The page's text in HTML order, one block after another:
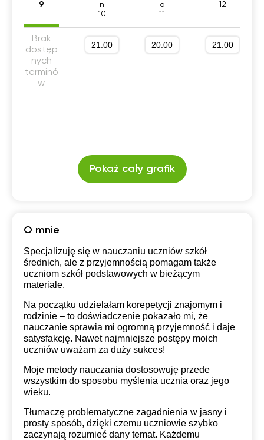
9
n
10
o
11
12
Brak
dostęp
nych
terminó
w
21:00 20:00 21:00
Pokaż cały grafik
O mnie
Specjalizuję się w nauczaniu uczniów szkół
średnich, ale z przyjemnością pomagam także
uczniom szkół podstawowych w bieżącym
materiale.
Na początku udzielałam korepetycji znajomym i
rodzinie – to doświadczenie pokazało mi, że
nauczanie sprawia mi ogromną przyjemność i daje
satysfakcję. Nawet najmniejsze postępy moich
uczniów uważam za duży sukces!
Moje metody nauczania dostosowuję przede
wszystkim do sposobu myślenia ucznia oraz jego
wieku.
Tłumaczę problematyczne zagadnienia w jasny i
prosty sposób, dzięki czemu uczniowie szybko
zaczynają rozumieć dany temat. Każdemu